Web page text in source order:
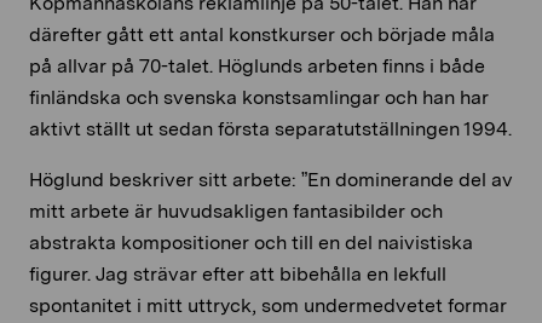
därefter gått ett antal konstkurser och började måla
på allvar på 70-talet. Höglunds arbeten finns i både
finländska och svenska konstsamlingar och han har
aktivt ställt ut sedan första separatutställningen 1994.
Höglund beskriver sitt arbete: ”En dominerande del av
mitt arbete är huvudsakligen fantasibilder och
abstrakta kompositioner och till en del naivistiska
figurer. Jag strävar efter att bibehålla en lekfull
spontanitet i mitt uttryck, som undermedvetet formar